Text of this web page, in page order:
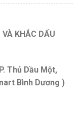
KHẮC DẤU
Thủ Dầu Một,
Bình Dương )